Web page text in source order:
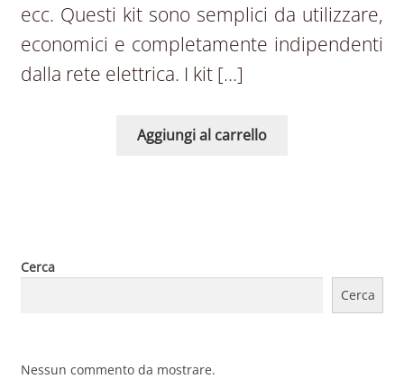
ecc. Questi kit sono semplici da utilizzare,
economici e completamente indipendenti
dalla rete elettrica. I kit […]
Aggiungi al carrello
Cerca
Cerca
Nessun commento da mostrare.